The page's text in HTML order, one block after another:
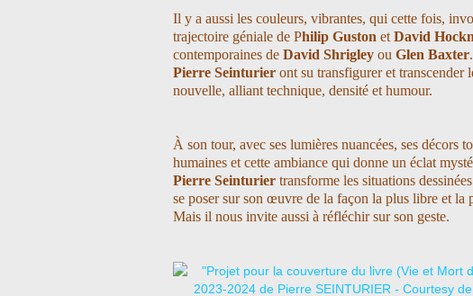
Il y a aussi les couleurs, vibrantes, qui cette fois,
trajectoire géniale de Philip Guston et David
contemporaines de David Shrigley ou Glen Baxter.
Pierre Seinturier ont su transfigurer et transcender
nouvelle, alliant technique, densité et humour.
À son tour, avec ses lumières nuancées, ses décors
humaines et cette ambiance qui donne un éclat
Pierre Seinturier transforme les situations
se poser sur son œuvre de la façon la plus libre et
Mais il nous invite aussi à réfléchir sur son geste.